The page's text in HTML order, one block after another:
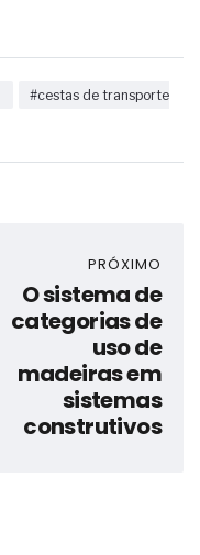
#cestas de transporte
PRÓXIMO
O sistema de
categorias de
uso de
madeiras em
sistemas
construtivos